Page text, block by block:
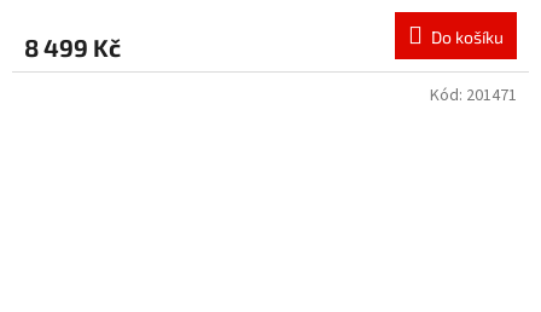
8 499 Kč Do košíku
Kód: 201471